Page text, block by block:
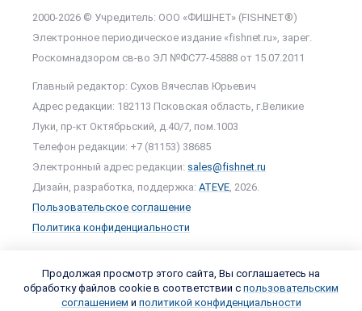
2000-2026 © Учредитель: ООО «ФИШНЕТ» (FISHNET®)
Электронное периодическое издание «fishnet.ru», зарег.
Роскомнадзором cв-во ЭЛ №ФС77-45888 от 15.07.2011
Главный редактор: Сухов Вячеслав Юрьевич
Адрес редакции: 182113 Псковская область, г.Великие
Луки, пр-кт Октябрьский, д.40/7, пом.1003
Телефон редакции: +7 (81153) 38685
Электронный адрес редакции: sales@fishnet.ru
Дизайн, разработка, поддержка: ATEVE , 2026.
Пользовательское соглашение
Политика конфиденциальности
Продолжая просмотр этого сайта, Вы соглашаетесь на
обработку файлов cookie в соответствии с пользовательским
соглашением и политикой конфиденциальности